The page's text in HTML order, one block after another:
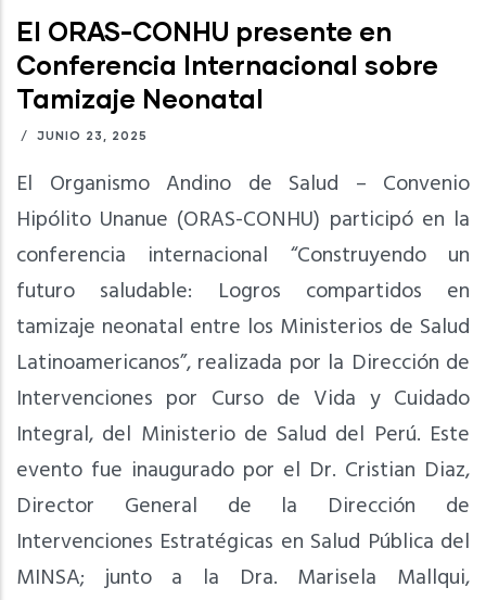
El ORAS-CONHU presente en
Conferencia Internacional sobre
Tamizaje Neonatal
/ JUNIO 23, 2025
El Organismo Andino de Salud – Convenio
Hipólito Unanue (ORAS-CONHU) participó en la
conferencia internacional “Construyendo un
futuro saludable: Logros compartidos en
tamizaje neonatal entre los Ministerios de Salud
Latinoamericanos”, realizada por la Dirección de
Intervenciones por Curso de Vida y Cuidado
Integral, del Ministerio de Salud del Perú. Este
evento fue inaugurado por el Dr. Cristian Diaz,
Director General de la Dirección de
Intervenciones Estratégicas en Salud Pública del
MINSA; junto a la Dra. Marisela Mallqui,